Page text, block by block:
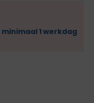
minimaal 1 werkdag